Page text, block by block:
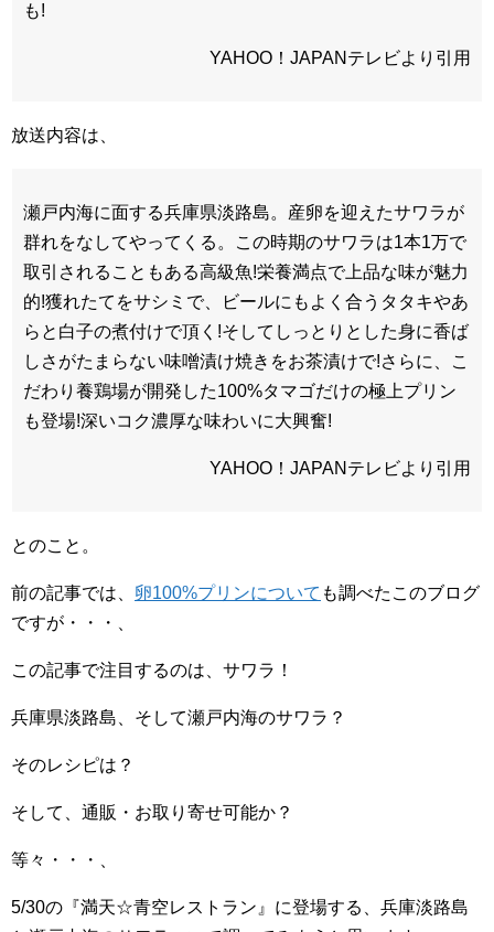
も!
YAHOO！JAPANテレビより引用
放送内容は、
瀬戸内海に面する兵庫県淡路島。産卵を迎えたサワラが
群れをなしてやってくる。この時期のサワラは1本1万で
取引されることもある高級魚!栄養満点で上品な味が魅力
的!獲れたてをサシミで、ビールにもよく合うタタキやあ
らと白子の煮付けで頂く!そしてしっとりとした身に香ば
しさがたまらない味噌漬け焼きをお茶漬けで!さらに、こ
だわり養鶏場が開発した100%タマゴだけの極上プリン
も登場!深いコク濃厚な味わいに大興奮!
YAHOO！JAPANテレビより引用
とのこと。
前の記事では、 卵100%プリンについて も調べたこのブログ
ですが・・・、
この記事で注目するのは、サワラ！
兵庫県淡路島、そして瀬戸内海のサワラ？
そのレシピは？
そして、通販・お取り寄せ可能か？
等々・・・、
5/30の『満天☆青空レストラン』に登場する、兵庫淡路島